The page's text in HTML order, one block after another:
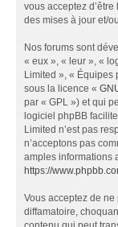
vous acceptez
des mises à jour et/
Nos forums sont
« eux », « leur », «
Limited », « Équipes
sous la licence «
par « GPL ») et qui
logiciel phpBB
Limited n’est pas
n’acceptons pas
amples informations
https://
Vous acceptez de
diffamatoire,